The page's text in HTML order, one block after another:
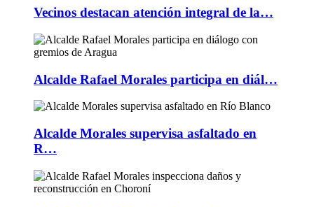
Vecinos destacan atención integral de la…
Alcalde Rafael Morales participa en diál…
Alcalde Morales supervisa asfaltado en
R…